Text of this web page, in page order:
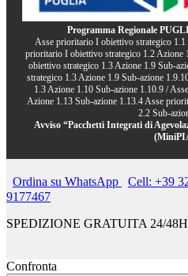
Programma Regionale
Asse prioritario I obiettivo strategico
prioritario I obiettivo strategico 1.2 Azione
obiettivo strategico 1.3 Azione 1.9 Sub-
strategico 1.3 Azione 1.9 Sub-azione
1.3 Azione 1.10 Sub-azione 1.10.9 /
Azione 1.13 Sub-azione 1.13.4 Asse
2.2 Sub-
Avviso “Pacchetti Integrati di
Ordina su WhatsApp Cell: +39
9177467
SPEDIZIONE GRATUITA 24/
Confronta